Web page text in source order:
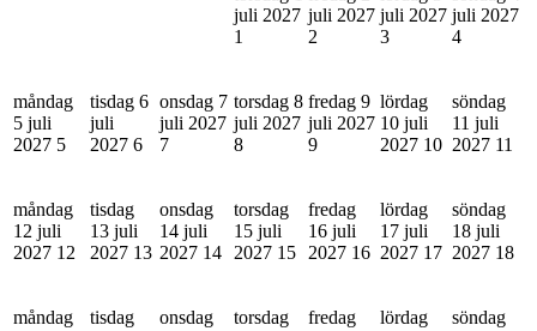
juli 2027
1
juli 2027
2
juli 2027
3
juli 2027
4
måndag
5 juli
2027 5
tisdag 6
juli
2027 6
onsdag 7
juli 2027
7
torsdag 8
juli 2027
8
fredag 9
juli 2027
9
lördag
10 juli
2027 10
söndag
11 juli
2027 11
måndag
12 juli
2027 12
tisdag
13 juli
2027 13
onsdag
14 juli
2027 14
torsdag
15 juli
2027 15
fredag
16 juli
2027 16
lördag
17 juli
2027 17
söndag
18 juli
2027 18
måndag
tisdag
onsdag
torsdag
fredag
lördag
söndag